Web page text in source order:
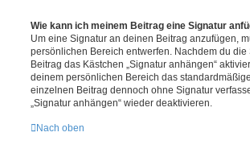
Wie kann ich meinem Beitrag eine Signatur
Um eine Signatur an deinen Beitrag anzufügen,
persönlichen Bereich entwerfen. Nachdem du
Beitrag das Kästchen „Signatur anhängen“
deinem persönlichen Bereich das
einzelnen Beitrag dennoch ohne Signatur
„Signatur anhängen“ wieder deaktivieren.
Nach oben